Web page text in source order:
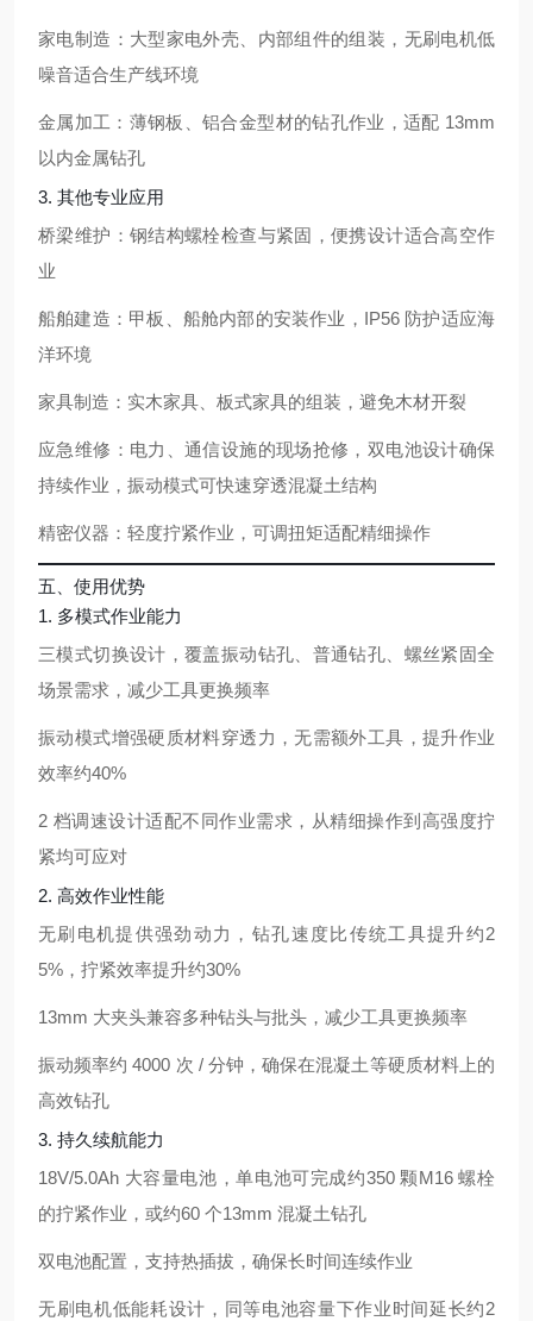
家电制造：大型家电外壳、内部组件的组装，无刷电机低
噪音适合生产线环境
金属加工：薄钢板、铝合金型材的钻孔作业，适配 13mm
以内金属钻孔
3. 其他专业应用
桥梁维护：钢结构螺栓检查与紧固，便携设计适合高空作
业
船舶建造：甲板、船舱内部的安装作业，IP56 防护适应海
洋环境
家具制造：实木家具、板式家具的组装，避免木材开裂
应急维修：电力、通信设施的现场抢修，双电池设计确保
持续作业，振动模式可快速穿透混凝土结构
精密仪器：轻度拧紧作业，可调扭矩适配精细操作
五、使用优势
1. 多模式作业能力
三模式切换设计，覆盖振动钻孔、普通钻孔、螺丝紧固全
场景需求，减少工具更换频率
振动模式增强硬质材料穿透力，无需额外工具，提升作业
效率约40%
2 档调速设计适配不同作业需求，从精细操作到高强度拧
紧均可应对
2. 高效作业性能
无刷电机提供强劲动力，钻孔速度比传统工具提升约2
5% ，拧紧效率提升约30%
13mm 大夹头兼容多种钻头与批头，减少工具更换频率
振动频率约 4000 次 / 分钟，确保在混凝土等硬质材料上的
高效钻孔
3. 持久续航能力
18V/5.0Ah 大容量电池，单电池可完成约350 颗M16 螺栓
的拧紧作业，或约60 个13mm 混凝土钻孔
双电池配置，支持热插拔，确保长时间连续作业
无刷电机低能耗设计，同等电池容量下作业时间延长约2